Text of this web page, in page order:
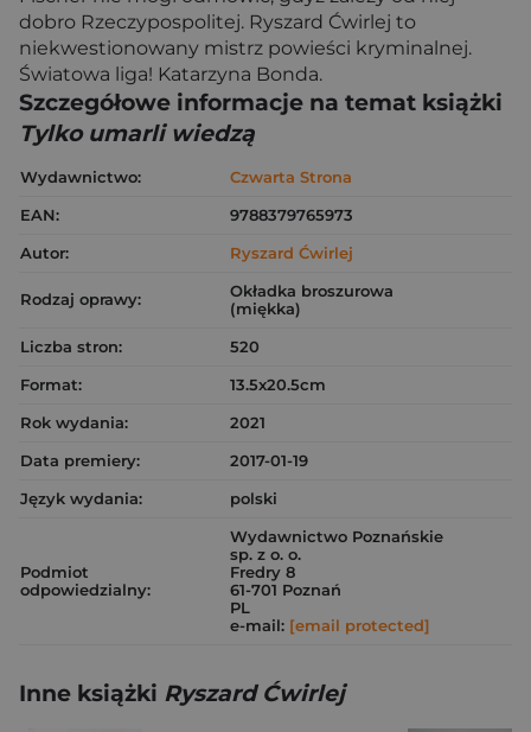
dobro Rzeczypospolitej. Ryszard Ćwirlej to
niekwestionowany mistrz powieści kryminalnej.
Światowa liga! Katarzyna Bonda.
Szczegółowe informacje na temat książki
Tylko umarli wiedzą
Wydawnictwo:
Czwarta Strona
EAN:
9788379765973
Autor:
Ryszard Ćwirlej
Rodzaj oprawy:
Okładka broszurowa
(miękka)
Liczba stron:
520
Format:
13.5x20.5cm
Rok wydania:
2021
Data premiery:
2017-01-19
Język wydania:
polski
Podmiot
odpowiedzialny:
Wydawnictwo Poznańskie
sp. z o. o.
Fredry 8
61-701 Poznań
PL
e-mail: [email protected]
Inne książki Ryszard Ćwirlej